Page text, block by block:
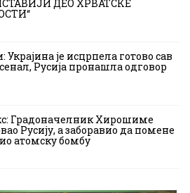
ДЕО ХРВАТСКЕ
је исцрпела готово сав
Русија пронашла одговор
Градоначелник Хирошиме
Русију, а заборавио да помене
атомску бомбу